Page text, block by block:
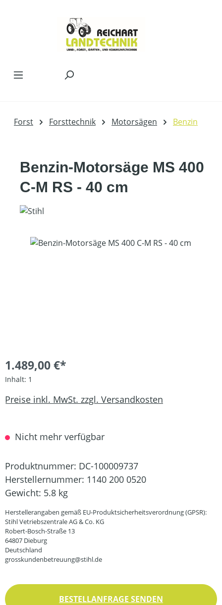
Forst Forsttechnik Motorsägen Benzin
Benzin-Motorsäge MS 400
C-M RS - 40 cm
Bildergalerie überspringen
1.489,00 €*
Inhalt: 1
Preise inkl. MwSt. zzgl. Versandkosten
Nicht mehr verfügbar
Produktnummer: DC-100009737
Herstellernummer: 1140 200 0520
Gewicht: 5.8 kg
Herstellerangaben gemäß EU-Produktsicherheitsverordnung (GPSR):
Stihl Vetriebszentrale AG & Co. KG
Robert-Bosch-Straße 13
64807 Dieburg
Deutschland
grosskundenbetreuung@stihl.de
BESTELLANFRAGE SENDEN